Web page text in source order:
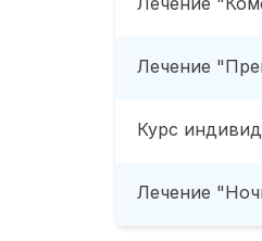
Лечение
Курс
Лечение